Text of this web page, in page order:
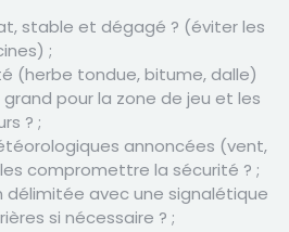
stable et dégagé ? (éviter les
;
(herbe tondue, bitume, dalle)
pour la zone de jeu et les
? ;
annoncées (vent,
compromettre la sécurité ? ;
délimitée avec une signalétique
si nécessaire ? ;